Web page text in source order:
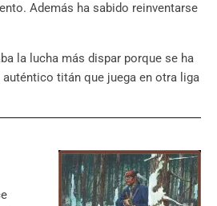
Además ha sabido reinventarse
la lucha más dispar porque se ha
titán que juega en otra liga